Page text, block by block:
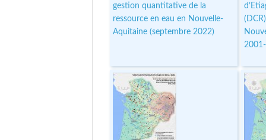
gestion quantitative de la
ressource en eau en Nouvelle-
Aquitaine (septembre 2022)